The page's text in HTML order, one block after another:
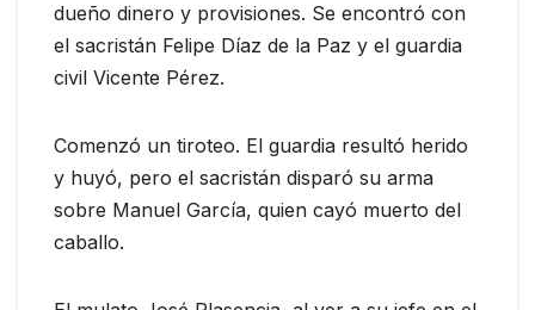
dueño dinero y provisiones. Se encontró con
el sacristán Felipe Díaz de la Paz y el guardia
civil Vicente Pérez.
Comenzó un tiroteo. El guardia resultó herido
y huyó, pero el sacristán disparó su arma
sobre Manuel García, quien cayó muerto del
caballo.